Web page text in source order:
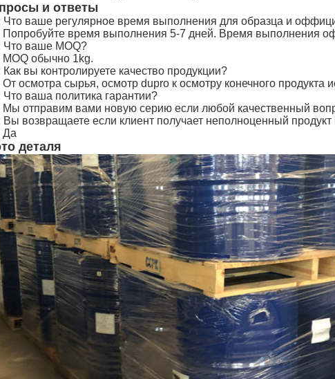
и ответы
Что ваше регулярное время выполнения для образца и
Попробуйте время выполнения 5-7 дней. Время выполнения
Что ваше MOQ?
MOQ обычно 1kg.
Как вы контролируете качество продукции?
От осмотра сырья, осмотр dupro к осмотру конечного продукта
Что ваша политика гарантии?
Мы отправим вами новую серию если любой качественный
Вы возвращаете если клиент получает неполноценный
Да
деталя